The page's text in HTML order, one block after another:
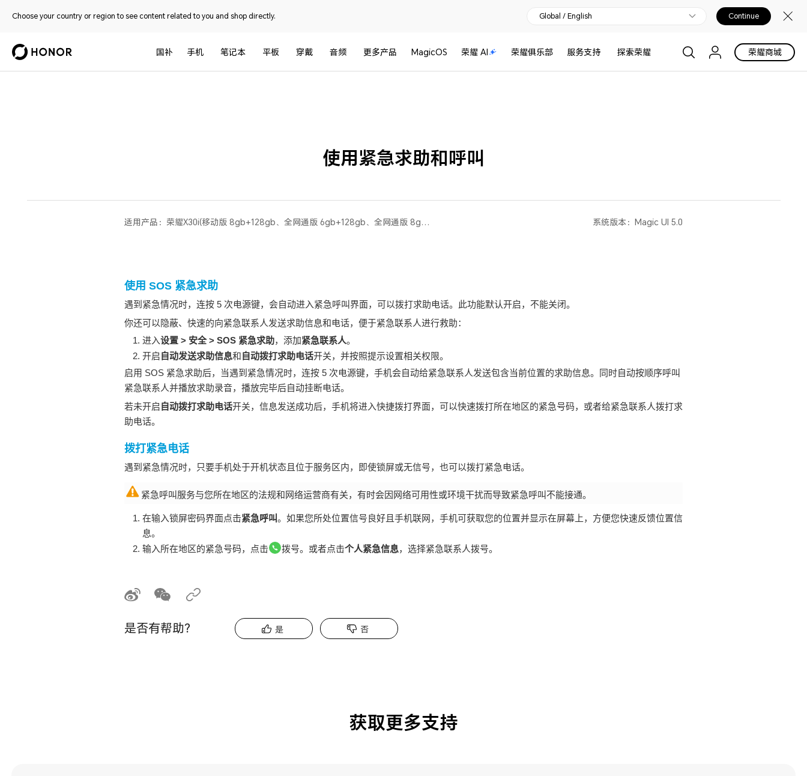
Choose your country or region to see content related to you and shop directly. Global / English Continue
国补 手机 笔记本 平板 穿戴 音频 更多产品 MagicOS 荣耀 AI 荣耀俱乐部 服务支持 探索荣耀 荣耀商城
使用紧急求助和呼叫
适用产品： 荣耀X30i(移动版 8gb+128gb、全网通版 6gb+128gb、全网通版 8gb+128gb) 系统版本：Magic UI 5.0
使用 SOS 紧急求助
遇到紧急情况时，连按 5 次电源键，会自动进入紧急呼叫界面，可以拨打求助电话。此功能默认开启，不能关闭。
你还可以隐蔽、快速的向紧急联系人发送求助信息和电话，便于紧急联系人进行救助：
进入设置> 安全> SOS 紧急求助，添加紧急联系人。
开启自动发送求助信息和自动拨打求助电话开关，并按照提示设置相关权限。
启用 SOS 紧急求助后，当遇到紧急情况时，连按 5 次电源键， 手机会自动给紧急联系人发送包含当前位置的求助信息。同时自动按顺序呼叫
紧急联系人并播放求助录音，播放完毕后自动挂断电话。
若未开启自动拨打求助电话开关，信息发送成功后， 手机将进入快捷拨打界面，可以快速拨打所在地区的紧急号码，或者给紧急联系人拨打求
助电话。
拨打紧急电话
遇到紧急情况时，只要手机处于开机状态且位于服务区内，即使锁屏或无信号，也可以拨打紧急电话。
紧急呼叫服务与您所在地区的法规和网络运营商有关，有时会因网络可用性或环境干扰而导致紧急呼叫不能接通。
在输入锁屏密码界面点击紧急呼叫。如果您所处位置信号良好且 手机联网， 手机可获取您的位置并显示在屏幕上，方便您快速反馈位置信
息。
输入所在地区的紧急号码，点击
拨号。或者点击个人紧急信息，选择紧急联系人拨号。
是否有帮助？ 是 否
获取更多支持